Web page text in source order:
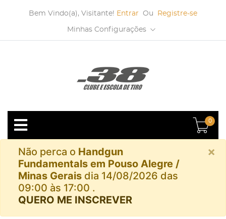
Bem Vindo(a), Visitante! Entrar Ou Registre-se
Minhas Configurações
0
Não perca o Handgun
Fundamentals em Pouso Alegre /
Minas Gerais dia 14/08/2026 das
09:00 às 17:00 .
QUERO ME INSCREVER
×